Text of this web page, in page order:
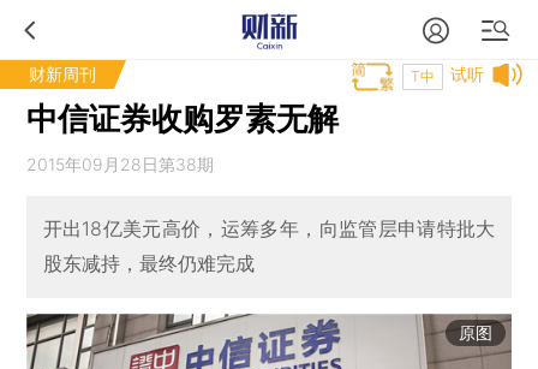
财新周刊 试听
T中
中信证券收购罗素无解
2015年09月28日第38期
开出18亿美元高价，运筹多年，向监管层申请特批大
股东减持，最终仍难完成
原图